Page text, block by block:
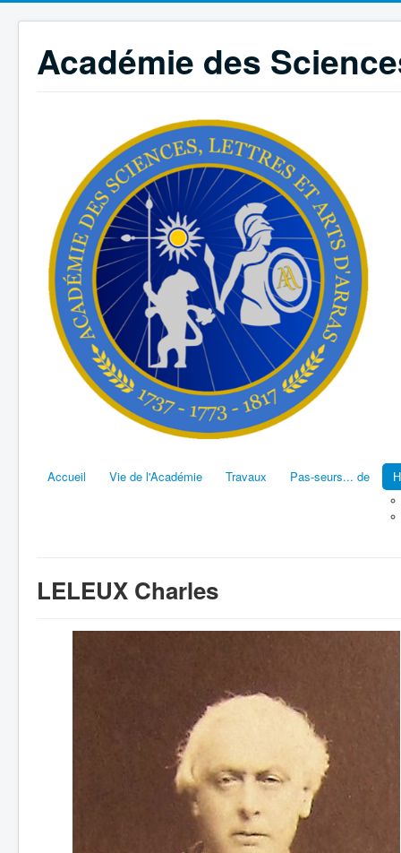
Académie des
Accueil Vie de l'Académie Travaux Pas-seurs... de
LELEUX Charles